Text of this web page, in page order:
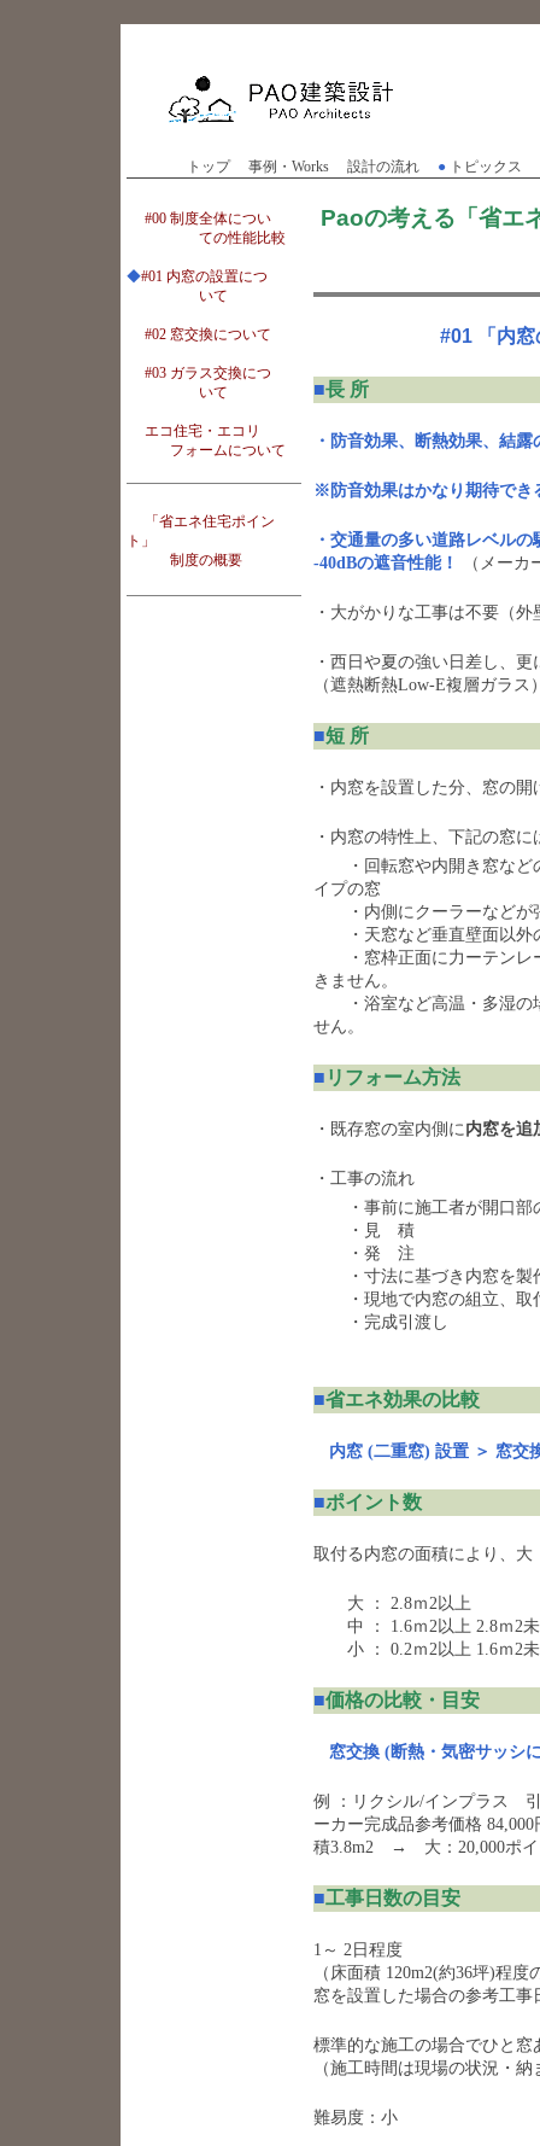
トップ 事例・Works 設計の流れ ● トピックス
#00 制度全体につい
ての性能比較
◆#01 内窓の設置につ
いて
#02 窓交換について
#03 ガラス交換につ
いて
エコ住宅・エコリ
フォームについて
「省エネ住宅ポイン
ト」
制度の概要
Paoの考える「省エ
#01 「内
■長 所
・防音効果、断熱効果、結
※防音効果はかなり期待でき
・交通量の多い道路レベル
-40dBの遮音性能！
（メーカ
・大がかりな工事は不要（
・西日や夏の強い日差し、
（遮熱断熱Low-E複層ガラ
■短 所
・内窓を設置した分、窓の
・内窓の特性上、下記の窓
・回転窓や内開き窓など
イプの窓
・内側にクーラーなどが
・天窓など垂直壁面以外
・窓枠正面に力ーテンレ
きません。
・浴室など高温・多湿の
せん。
■ リフォーム方法
・既存窓の室内側に内窓を追
・工事の流れ
・事前に施工者が開口部
・見 積
・発 注
・寸法に基づき内窓を製
・現地で内窓の組立、取
・完成引渡し
■省エネ効果の比較
内窓 (二重窓) 設置 ＞ 窓交
■ポイント数
取付る内窓の面積により、
大 ： 2.8ｍ2以上
中 ： 1.6ｍ2以上 2.8ｍ2
小 ： 0.2ｍ2以上 1.6ｍ
■価格の比較・目安
窓交換 (断熱・気密サッシ
例 ：リクシル/インプラス 引
ーカー完成品参考価格
積3.8m2 → 大：20,000ポイ
■工事日数の目安
1～ 2日程度
（床面積 120m2(約36坪)程
窓を設置した場合の参考工事
標準的な施工の場合でひと窓
（施工時間は現場の状況・
難易度：小